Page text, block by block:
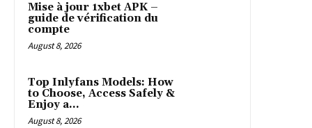
Mise à jour 1xbet APK –
guide de vérification du
compte
August 8, 2026
Top Inlyfans Models: How
to Choose, Access Safely &
Enjoy a...
August 8, 2026